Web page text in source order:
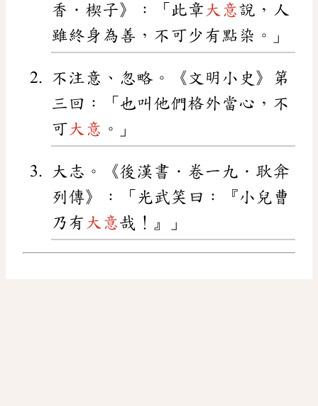
香．楔子》：「此章 大意說，人
雖終身為善，不可少有點染。」
不注意、忽略。《文明小史》第
三回：「也叫他們格外當心，不
可 大意 。」
大志。《後漢書．卷一九．耿弇
列傳》：「光武笑曰：『小兒曹
乃有 大意哉！』」